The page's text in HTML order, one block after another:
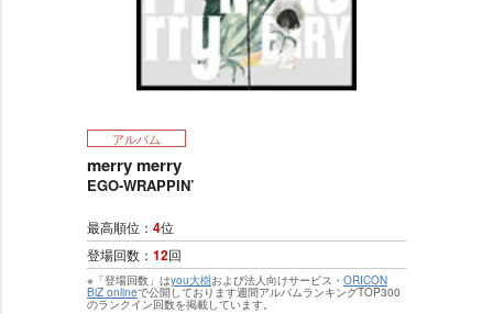
アルバム
merry merry
EGO-WRAPPIN’
最高順位： 4位
登場回数： 12回
※「登場回数」はyou大樹および法人向けサービス・ ORICON
BiZ onlineで公開しております週間アルバムランキングTOP300
のランクイン回数を掲載しています。